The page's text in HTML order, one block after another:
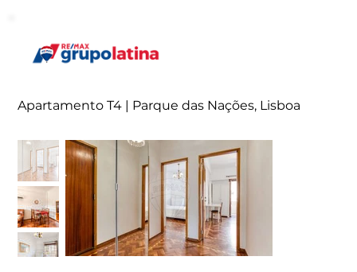
Apartamento T4 | Parque das Nações, Lisboa